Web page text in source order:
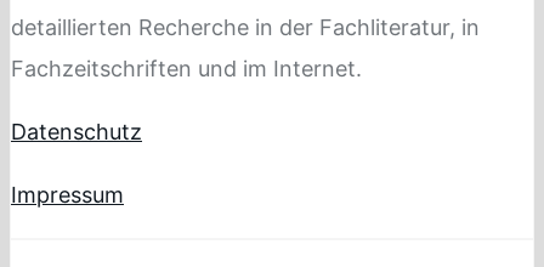
detaillierten Recherche in der Fachliteratur, in
Fachzeitschriften und im Internet.
Datenschutz
Impressum